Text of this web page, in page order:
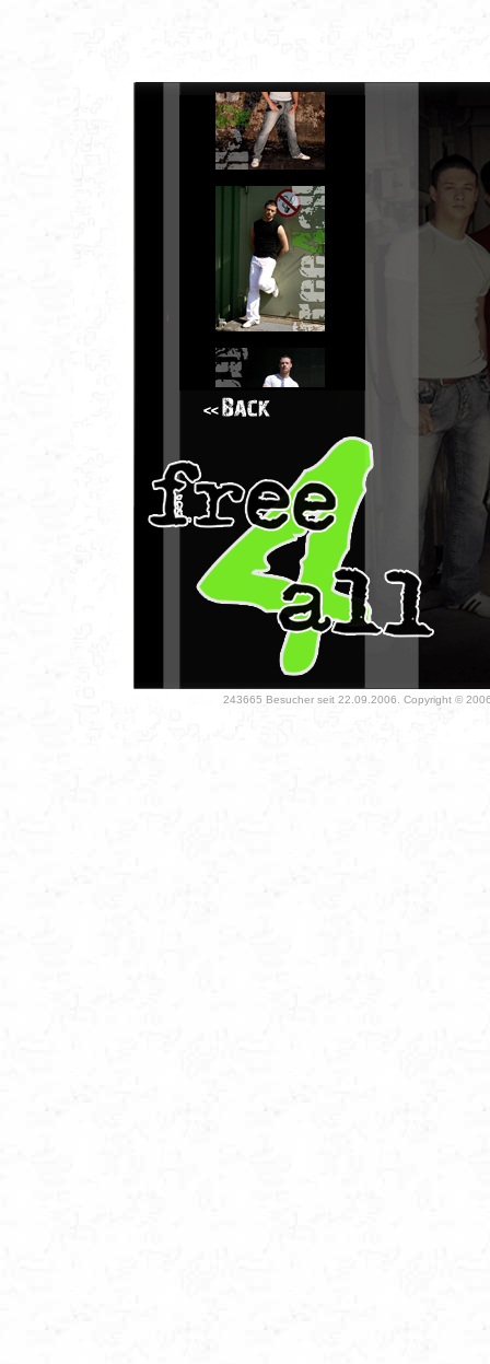
243665 Besucher seit 22.09.2006. Copyright ©